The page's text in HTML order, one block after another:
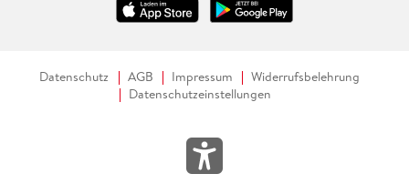
Datenschutz AGB Impressum
Widerrufsbelehrung
Datenschutzeinstellungen